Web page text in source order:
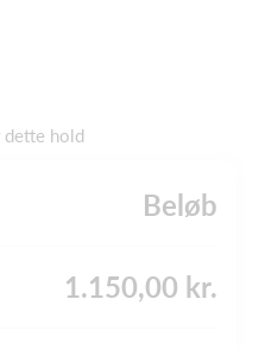
dette hold
Beløb
1.150,00 kr.